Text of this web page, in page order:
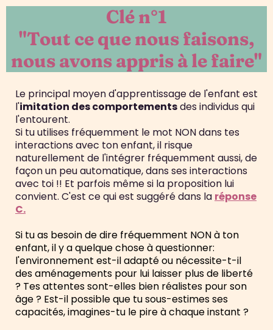
Clé n°1
"Tout ce que nous faisons,
nous avons appris à le faire"
Le principal moyen d'apprentissage de l'enfant est
l'imitation des comportementsdes individus qui
l'entourent.
Si tu utilises fréquemment le mot NON dans tes
interactions avec ton enfant, il risque
naturellement de l'intégrer fréquemment aussi, de
façon un peu automatique, dans ses interactions
avec toi !! Et parfois même si la proposition lui
convient. C'est ce qui est suggéré dans la réponse
C.
Si tu as besoin de dire fréquemment NON à ton
enfant, il y a quelque chose à questionner:
l'environnement est-il adapté ou nécessite-t-il
des aménagements pour lui laisser plus de liberté
? Tes attentes sont-elles bien réalistes pour son
âge ? Est-il possible que tu sous-estimes ses
capacités, imagines-tu le pire à chaque instant ?